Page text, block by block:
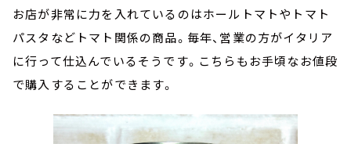
お店が非常に力を入れているのはホールトマトやトマト
パスタなどトマト関係の商品。毎年、営業の方がイタリア
に行って仕込んでいるそうです。こちらもお手頃なお値段
で購入することができます。